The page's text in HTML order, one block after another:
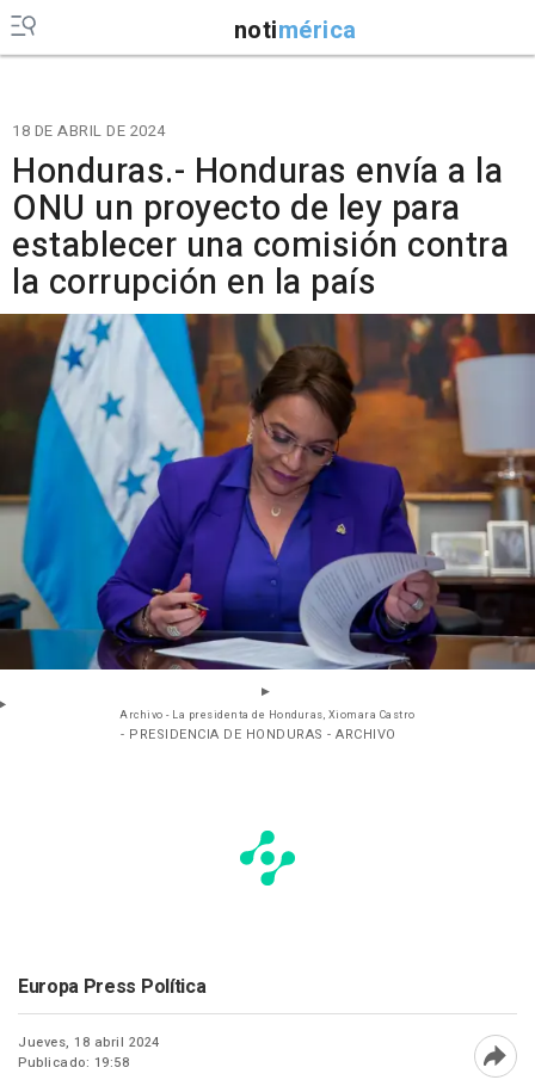
notimérica
18 DE ABRIL DE 2024
Honduras.- Honduras envía a la
ONU un proyecto de ley para
establecer una comisión contra
la corrupción en la país
Archivo - La presidenta de Honduras, Xiomara Castro
- PRESIDENCIA DE HONDURAS - ARCHIVO
Europa Press Política
Jueves, 18 abril 2024
Publicado: 19:58